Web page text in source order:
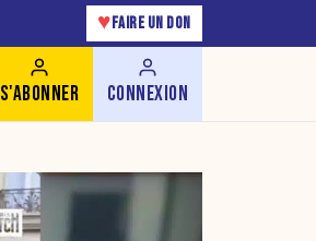
♥ FAIRE UN DON
S'ABONNER CONNEXION